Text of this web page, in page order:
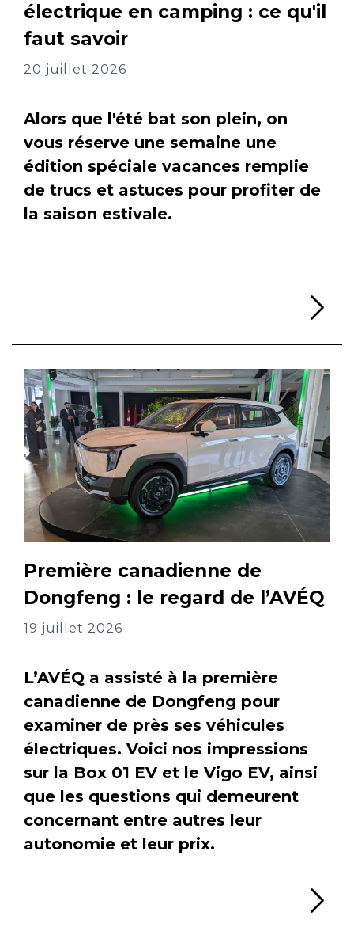
électrique en camping : ce qu'il
faut savoir
20 juillet 2026
Alors que l'été bat son plein, on
vous réserve une semaine une
édition spéciale vacances remplie
de trucs et astuces pour profiter de
la saison estivale.
Première canadienne de
Dongfeng : le regard de l’AVÉQ
19 juillet 2026
L’AVÉQ a assisté à la première
canadienne de Dongfeng pour
examiner de près ses véhicules
électriques. Voici nos impressions
sur la Box 01 EV et le Vigo EV, ainsi
que les questions qui demeurent
concernant entre autres leur
autonomie et leur prix.